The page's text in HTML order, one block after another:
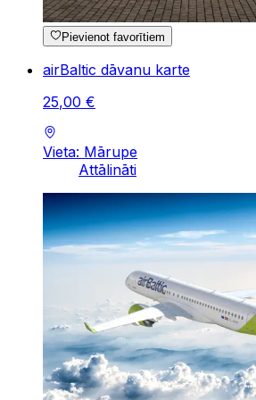
Pievienot favorītiem
airBaltic dāvanu karte
25,00 €
Vieta: Mārupe
Attālināti